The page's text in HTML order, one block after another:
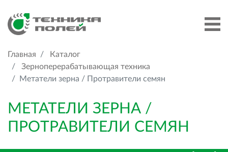
Главная
Каталог
Зерноперерабатывающая техника
Метатели зерна / Протравители семян
МЕТАТЕЛИ ЗЕРНА /
ПРОТРАВИТЕЛИ СЕМЯН